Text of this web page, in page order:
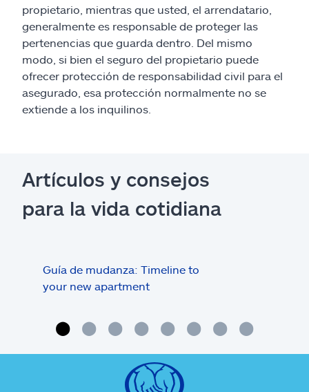
propietario, mientras que usted, el arrendatario,
generalmente es responsable de proteger las
pertenencias que guarda dentro. Del mismo
modo, si bien el seguro del propietario puede
ofrecer protección de responsabilidad civil para el
asegurado, esa protección normalmente no se
extiende a los inquilinos.
Artículos y consejos
para la vida cotidiana
Guía de mudanza: Timeline to
your new apartment